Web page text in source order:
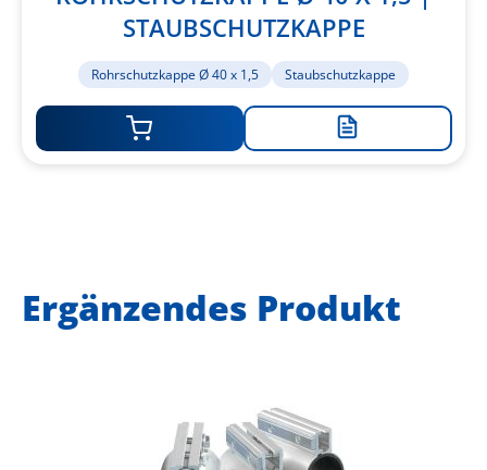
STAUBSCHUTZKAPPE
Rohrschutzkappe Ø 40 x 1,5 Staubschutzkappe
Zur
Ergänzendes Produkt